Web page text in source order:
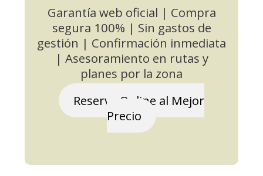
Garantía web oficial | Compra
segura 100% | Sin gastos de
gestión | Confirmación inmediata
| Asesoramiento en rutas y
planes por la zona
Reserva Online al Mejor
Precio